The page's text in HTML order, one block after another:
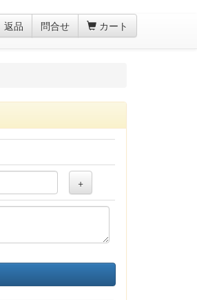
返品 問合せ カート
+